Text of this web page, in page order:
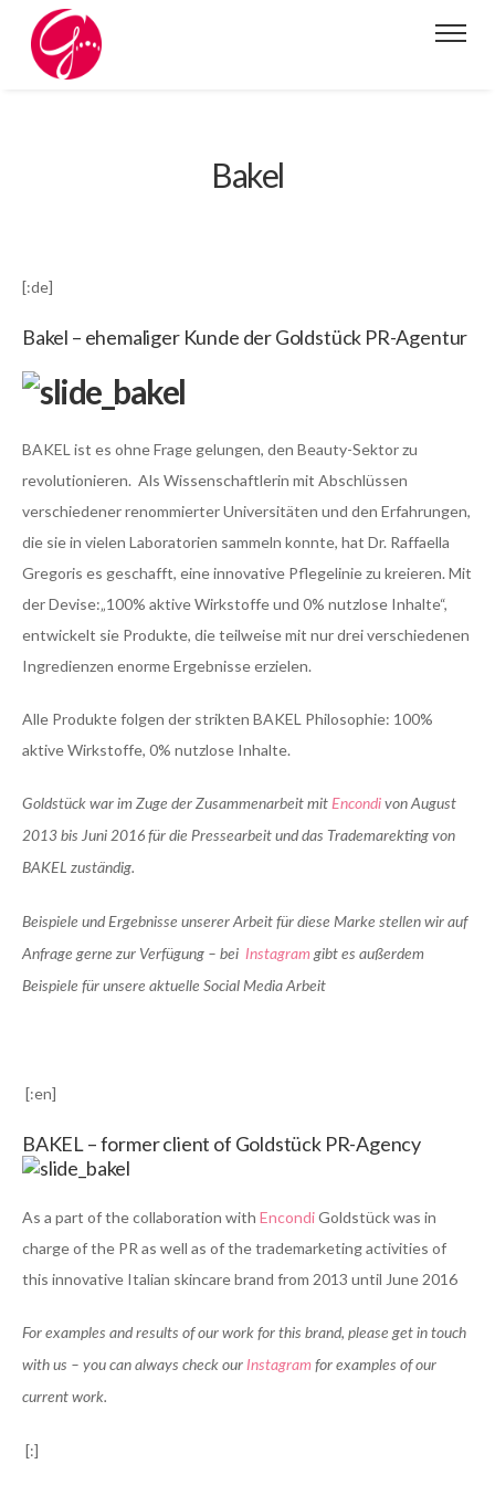
Bakel
[:de]
Bakel – ehemaliger Kunde der Goldstück PR-Agentur
BAKEL ist es ohne Frage gelungen, den Beauty-Sektor zu
revolutionieren. Als Wissenschaftlerin mit Abschlüssen
verschiedener renommierter Universitäten und den Erfahrungen,
die sie in vielen Laboratorien sammeln konnte, hat Dr. Raffaella
Gregoris es geschafft, eine innovative Pflegelinie zu kreieren. Mit
der Devise:„100% aktive Wirkstoffe und 0% nutzlose Inhalte“,
entwickelt sie Produkte, die teilweise mit nur drei verschiedenen
Ingredienzen enorme Ergebnisse erzielen.
Alle Produkte folgen der strikten BAKEL Philosophie: 100%
aktive Wirkstoffe, 0% nutzlose Inhalte.
Goldstück war im Zuge der Zusammenarbeit mit Encondi von August
2013 bis Juni 2016 für die Pressearbeit und das Trademarekting von
BAKEL zuständig.
Beispiele und Ergebnisse unserer Arbeit für diese Marke stellen wir auf
Anfrage gerne zur Verfügung – bei Instagramgibt es außerdem
Beispiele für unsere aktuelle Social Media Arbeit
[:en]
BAKEL – former client of Goldstück PR-Agency
As a part of the collaboration with EncondiGoldstück was in
charge of the PR as well as of the trademarketing activities of
this innovative Italian skincare brand from 2013 until June 2016
For examples and results of our work for this brand, please get in touch
with us – you can always check our Instagram for examples of our
current work.
[:]